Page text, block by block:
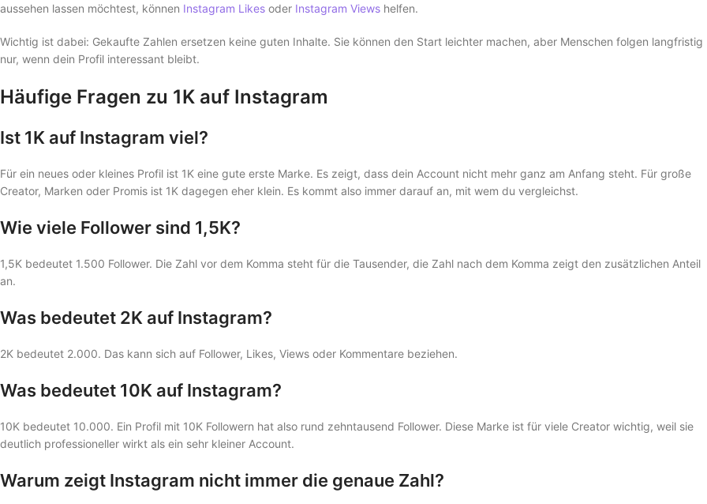
aussehen lassen möchtest, können Instagram Likes oder Instagram Views helfen.
Wichtig ist dabei: Gekaufte Zahlen ersetzen keine guten Inhalte. Sie können den Start leichter machen, aber Menschen folgen langfristig
nur, wenn dein Profil interessant bleibt.
Häufige Fragen zu 1K auf Instagram
Ist 1K auf Instagram viel?
Für ein neues oder kleines Profil ist 1K eine gute erste Marke. Es zeigt, dass dein Account nicht mehr ganz am Anfang steht. Für große
Creator, Marken oder Promis ist 1K dagegen eher klein. Es kommt also immer darauf an, mit wem du vergleichst.
Wie viele Follower sind 1,5K?
1,5K bedeutet 1.500 Follower. Die Zahl vor dem Komma steht für die Tausender, die Zahl nach dem Komma zeigt den zusätzlichen Anteil
an.
Was bedeutet 2K auf Instagram?
2K bedeutet 2.000. Das kann sich auf Follower, Likes, Views oder Kommentare beziehen.
Was bedeutet 10K auf Instagram?
10K bedeutet 10.000. Ein Profil mit 10K Followern hat also rund zehntausend Follower. Diese Marke ist für viele Creator wichtig, weil sie
deutlich professioneller wirkt als ein sehr kleiner Account.
Warum zeigt Instagram nicht immer die genaue Zahl?